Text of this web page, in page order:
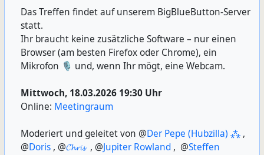
Das Treffen findet auf unserem BigBlueButton-Server
statt.
Ihr braucht keine zusätzliche Software – nur einen
Browser (am besten Firefox oder Chrome), ein
Mikrofon 🎙️ und, wenn Ihr mögt, eine Webcam.
Mittwoch, 18.03.2026 19:30 Uhr
Online: Meetingraum
Moderiert und geleitet von @Der Pepe (Hubzilla) ⁂ ,
@Doris , @𝓒𝓱𝓻𝓲𝓼, @Jupiter Rowland , @Steffen